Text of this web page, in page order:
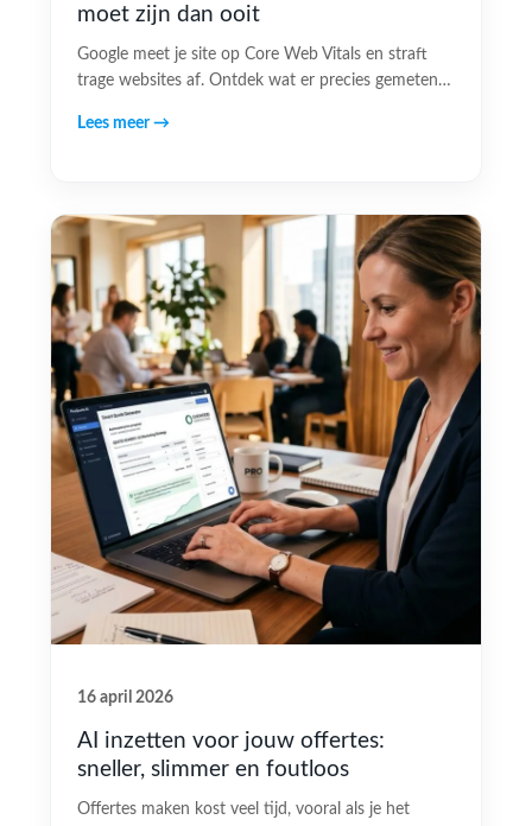
moet zijn dan ooit
Google meet je site op Core Web Vitals en straft
trage websites af. Ontdek wat er precies gemeten…
Lees meer →
16 april 2026
AI inzetten voor jouw offertes:
sneller, slimmer en foutloos
Offertes maken kost veel tijd, vooral als je het